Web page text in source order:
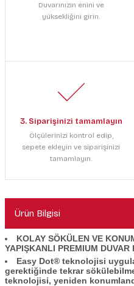
Duvarınızın enini ve
yüksekliğini girin.
3. Siparişinizi tamamlayın
Ölçülerinizi kontrol edip,
sepete ekleyin ve siparişinizi
tamamlayın.
Ürün Bilgisi
KOLAY SÖKÜLEN VE
YAPIŞKANLI PREMIUM DUVAR
Easy Dot® teknolojisi
gerektiğinde tekrar
teknolojisi, yeniden